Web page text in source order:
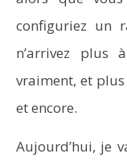
configuriez un
n’arrivez plus
vraiment, et plus
et encore.
Aujourd’hui, je